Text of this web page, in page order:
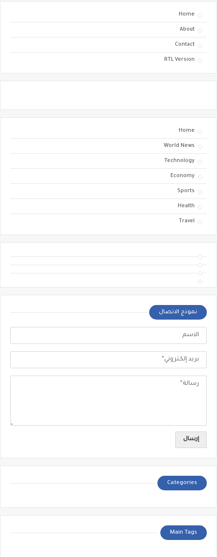
Home
About
Contact
RTL Version
Home
World News
Technology
Economy
Sports
Health
Travel
نموذج الاتصال
Categories
Main Tags